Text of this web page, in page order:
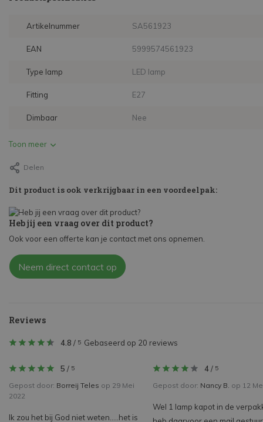
Artikelnummer SA561923
EAN 5999574561923
Type lamp LED lamp
Fitting E27
Dimbaar Nee
Toon meer
Delen
Dit product is ook verkrijgbaar in een voordeelpak:
Heb jij een vraag over dit product?
Ook voor een offerte kan je contact met ons opnemen.
Neem direct contact op
Reviews
4.8 / 5 Gebaseerd op 20 reviews
5 / 5
Gepost door: Borreij Teles op 29 Mei
2022
Ik zou het bij God niet weten.....het is
4/ 5
Gepost door: Nancy B. op 12
Wel 1 lamp kapot in de